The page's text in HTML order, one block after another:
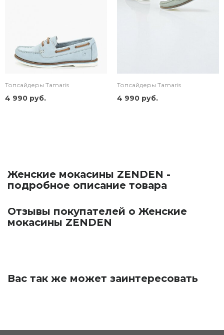
Топсайдеры Tamaris
4 990 руб.
Топсайдеры Tamaris
4 990 руб.
Женские мокасины ZENDEN -
подробное описание товара
Отзывы покупателей о Женские
мокасины ZENDEN
Вас так же может заинтересовать